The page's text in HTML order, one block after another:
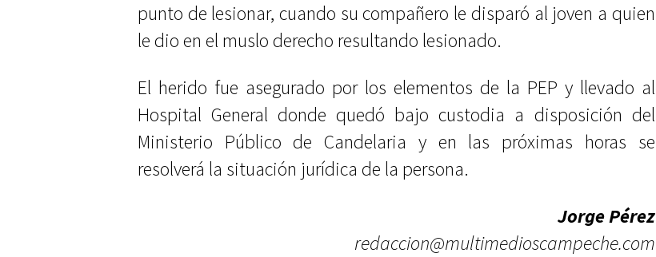
punto de lesionar, cuando su compañero le disparó al joven a quien
le dio en el muslo derecho resultando lesionado.
El herido fue asegurado por los elementos de la PEP y llevado al
Hospital General donde quedó bajo custodia a disposición del
Ministerio Público de Candelaria y en las próximas horas se
resolverá la situación jurídica de la persona.
Jorge Pérez
redaccion@multimedioscampeche.com